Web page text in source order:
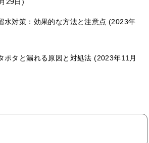
水対策：効果的な方法と注意点
2023年
ポタと漏れる原因と対処法 2023年11月